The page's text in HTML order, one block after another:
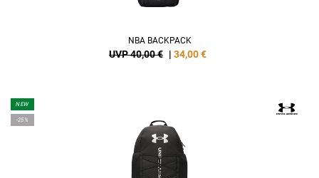
NBA BACKPACK
UVP 40,00 € | 34,00€
NEW
-25%